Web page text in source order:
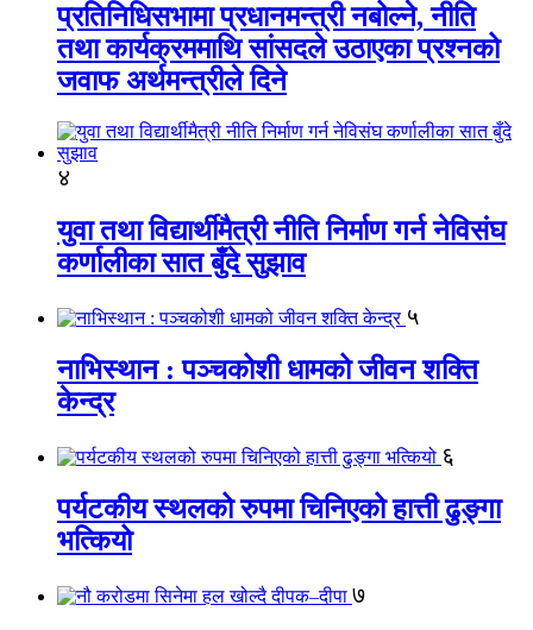
प्रतिनिधिसभामा प्रधानमन्त्री नबोल्ने, नीति
तथा कार्यक्रममाथि सांसदले उठाएका प्रश्नको
जवाफ अर्थमन्त्रीले दिने
४
युवा तथा विद्यार्थीमैत्री नीति निर्माण गर्न नेविसंघ
कर्णालीका सात बुँदे सुझाव
५
नाभिस्थान : पञ्चकोशी धामको जीवन शक्ति
केन्द्र
६
पर्यटकीय स्थलको रुपमा चिनिएको हात्ती ढुङ्गा
भत्कियो
७